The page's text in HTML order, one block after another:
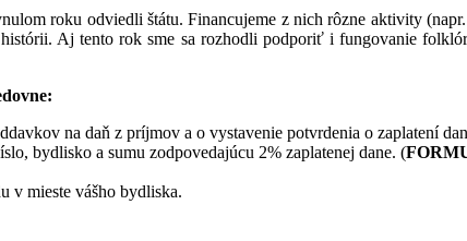
roku odviedli štátu. Financujeme z nich rôzne aktivity
Aj tento rok sme sa rozhodli podporiť i fungovanie
na daň z príjmov a o vystavenie potvrdenia o zaplatení
bydlisko a sumu zodpovedajúcu 2% zaplatenej dane. (
v mieste vášho bydliska.